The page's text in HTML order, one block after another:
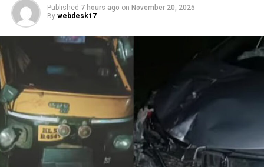
Published 7 hours ago on November 20, 2025
By webdesk17